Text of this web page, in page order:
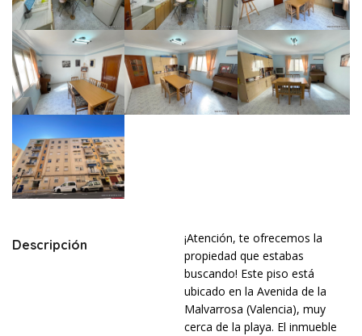
Descripción
¡Atención, te ofrecemos la
propiedad que estabas
buscando! Este piso está
ubicado en la Avenida de la
Malvarrosa (Valencia), muy
cerca de la playa. El inmueble